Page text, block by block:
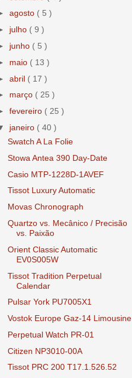
agosto ( 5 )
julho ( 9 )
junho ( 5 )
maio ( 13 )
abril ( 17 )
março ( 25 )
fevereiro ( 25 )
janeiro ( 40 )
Swatch A La Folie
Stowa Antea 390 Day-Date
Casio MTP-1228D-1AVEF
Tissot Luxury Automatic
Movas Chronograph
Quartzo vs. Mecânico / Precisão
vs. Paixão
Orient Classic Automatic
EV0S005W
Tissot Tradition Perpetual
Calendar
Pulsar York PU7005X1
Vostok Europe Gaz-14 Limousine
Perpetual Watch PR-01
Citizen NP3010-00A
Tissot PRC 200 T17.1.526.52